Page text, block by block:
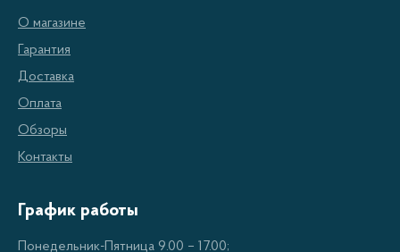
Преимущества
Простота использования
Высокая производительность
О магазине
Гарантия
Доставка
Оплата
Обзоры
Контакты
График работы
Понедельник-Пятница 9.00 – 17.00;